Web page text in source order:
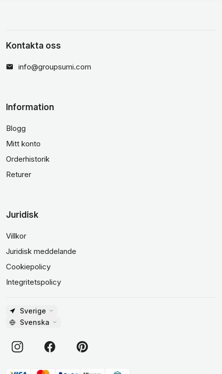
Kontakta oss
info@groupsumi.com
Information
Blogg
Mitt konto
Orderhistorik
Returer
Juridisk
Villkor
Juridisk meddelande
Cookiepolicy
Integritetspolicy
Sverige
Svenska